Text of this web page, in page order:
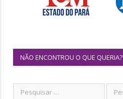
NÃO ENCONTROU O QUE QUERIA?